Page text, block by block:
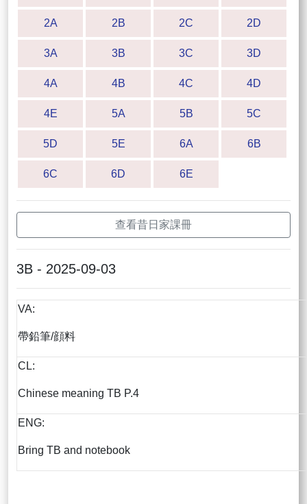
2A 2B 2C 2D
3A 3B 3C 3D
4A 4B 4C 4D
4E 5A 5B 5C
5D 5E 6A 6B
6C 6D 6E
查看昔日家課冊
3B - 2025-09-03
VA:
帶鉛筆/顔料
CL:
Chinese meaning TB P.4
ENG:
Bring TB and notebook